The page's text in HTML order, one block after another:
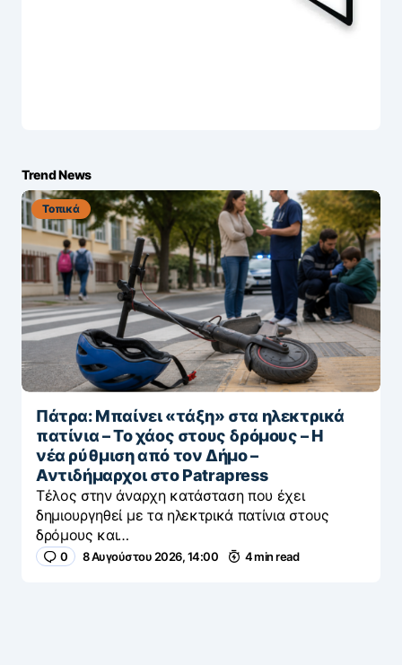
Trend News
Τοπικά
Πάτρα: Μπαίνει «τάξη» στα ηλεκτρικά
πατίνια – Το χάος στους δρόμους – Η
νέα ρύθμιση από τον Δήμο –
Αντιδήμαρχοι στο Patrapress
Τέλος στην άναρχη κατάσταση που έχει
δημιουργηθεί με τα ηλεκτρικά πατίνια στους
δρόμους και…
0 8 Αυγούστου 2026, 14:00 4 min read